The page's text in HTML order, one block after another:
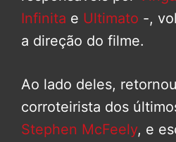
Infinita e Ultimato -,
a direção do filme.
Ao lado deles,
corroteirista dos
Stephen McFeely, e